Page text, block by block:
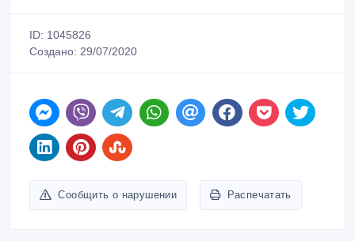
ID: 1045826
Создано: 29/07/2020
Сообщить о нарушении Распечатать